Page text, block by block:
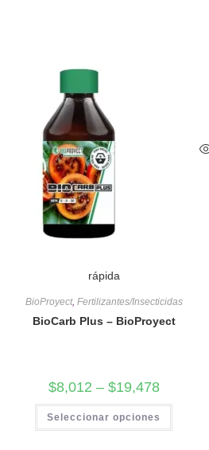
rápida
BioProyect, Fertilizantes/Insecticidas
BioCarb Plus – BioProyect
$8,012 – $19,478
Seleccionar opciones